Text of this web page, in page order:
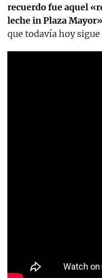
recuerdo fue aquel
leche in Plaza Mayor»
que todavía hoy